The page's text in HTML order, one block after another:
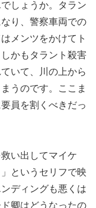
しょうか。タラン
り、警察車両での
メンツをかけてト
かもタラント殺害
いて、川の上から
うのです。ここま
員を割くべきだっ
い出してマイケ
というセリフで映
ディングも悪くは
卿はどうなったの